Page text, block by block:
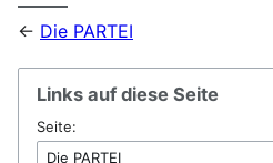
← Die PARTEI
Links auf diese Seite
Seite: